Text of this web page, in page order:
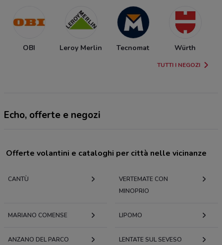
OBI Leroy Merlin Tecnomat Würth
TUTTI I NEGOZI
Echo, offerte e negozi
Offerte volantini e cataloghi per città nelle vicinanze
CANTÙ
VERTEMATE CON
MINOPRIO
MARIANO COMENSE LIPOMO
ANZANO DEL PARCO LENTATE SUL SEVESO